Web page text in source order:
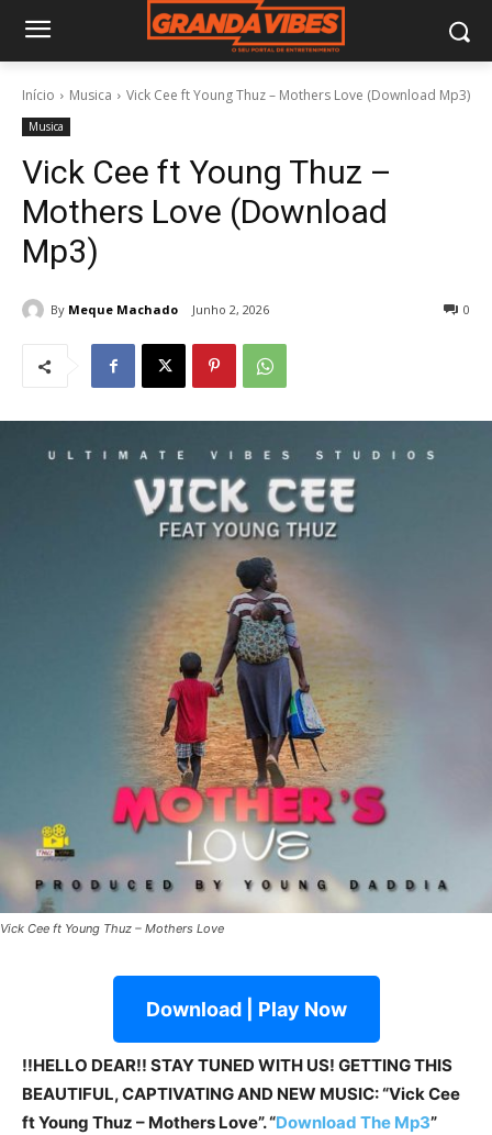
Início Musica Vick Cee ft Young Thuz – Mothers Love (Download Mp3)
Musica
Vick Cee ft Young Thuz –
Mothers Love (Download
Mp3)
By Meque Machado Junho 2, 2026 0
Vick Cee ft Young Thuz – Mothers Love
Download | Play Now
!!HELLO DEAR!! STAY TUNED WITH US! GETTING THIS
BEAUTIFUL, CAPTIVATING AND NEW MUSIC: “Vick Cee
ft Young Thuz – Mothers Love”. “Download The Mp3”